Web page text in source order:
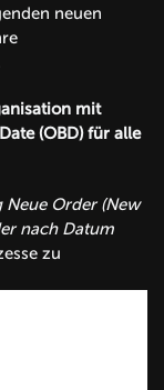
neuen
mit
(OBD) für alle
Neue Order (New
nach Datum
zu